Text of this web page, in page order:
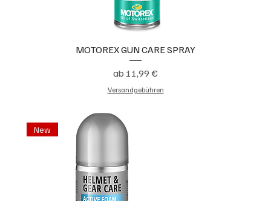
MOTOREX GUN CARE SPRAY
ab 11,99 €
Sale-Preis
Versandgebühren
New